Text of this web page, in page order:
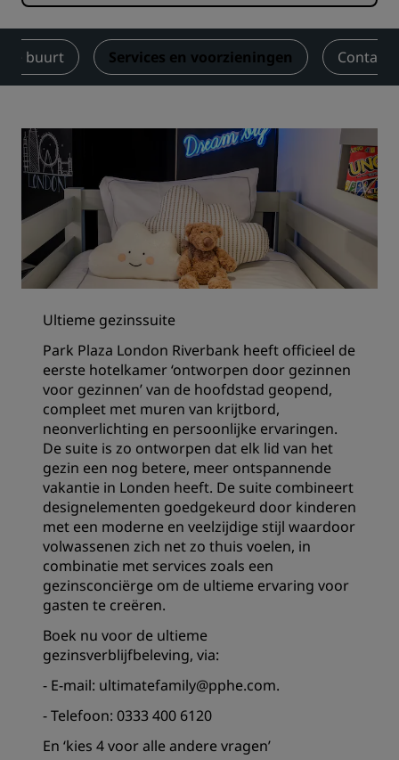
de buurt Services en voorzieningen
Ultieme gezinssuite
Park Plaza London Riverbank heeft officieel de
eerste hotelkamer ‘ontworpen door gezinnen
voor gezinnen’ van de hoofdstad geopend,
compleet met muren van krijtbord,
neonverlichting en persoonlijke ervaringen.
De suite is zo ontworpen dat elk lid van het
gezin een nog betere, meer ontspannende
vakantie in Londen heeft. De suite combineert
designelementen goedgekeurd door kinderen
met een moderne en veelzijdige stijl waardoor
volwassenen zich net zo thuis voelen, in
combinatie met services zoals een
gezinsconciërge om de ultieme ervaring voor
gasten te creëren.
Boek nu voor de ultieme
gezinsverblijfbeleving, via:
- E-mail: ultimatefamily@pphe.com.
- Telefoon: 0333 400 6120
En ‘kies 4 voor alle andere vragen’